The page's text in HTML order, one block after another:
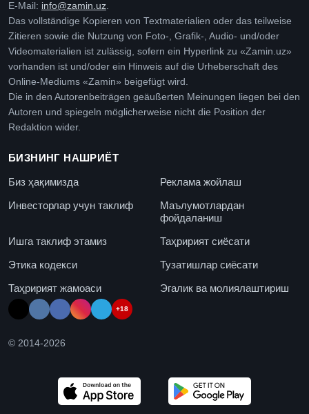
E-Mail: info@zamin.uz.
Das vollständige Kopieren von Textmaterialien oder das teilweise
Zitieren sowie die Nutzung von Foto-, Grafik-, Audio- und/oder
Videomaterialien ist zulässig, sofern ein Hyperlink zu «Zamin.uz»
vorhanden ist und/oder ein Hinweis auf die Urheberschaft des
Online-Mediums «Zamin» beigefügt wird.
Die in den Autorenbeiträgen geäußerten Meinungen liegen bei den
Autoren und spiegeln möglicherweise nicht die Position der
Redaktion wider.
БИЗНИНГ НАШРИЁТ
Биз ҳақимизда
Реклама жойлаш
Инвесторлар учун таклиф
Маълумотлардан
фойдаланиш
Ишга таклиф этамиз
Таҳририят сиёсати
Этика кодекси
Тузатишлар сиёсати
Таҳририят жамоаси
Эгалик ва молиялаштириш
+18
© 2014-2026